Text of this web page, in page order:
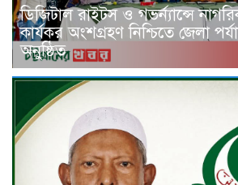
ডিজিটাল রাইটস ও গভর্ন্যান্সে
কার্যকর অংশগ্রহণ নিশ্চিতে জেলা
অনুষ্ঠিত